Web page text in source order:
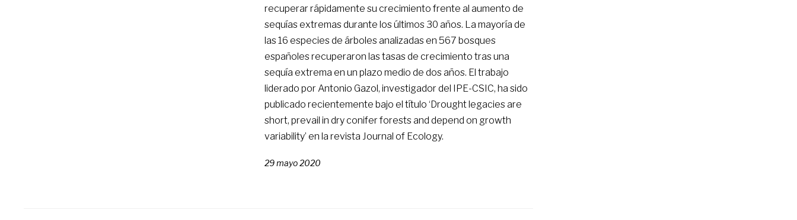
recuperar rápidamente su crecimiento frente al aumento de
sequías extremas durante los últimos 30 años. La mayoría de
las 16 especies de árboles analizadas en 567 bosques
españoles recuperaron las tasas de crecimiento tras una
sequía extrema en un plazo medio de dos años. El trabajo
liderado por Antonio Gazol, investigador del IPE-CSIC, ha sido
publicado recientemente bajo el título ‘Drought legacies are
short, prevail in dry conifer forests and depend on growth
variability’ en la revista Journal of Ecology.
29 mayo 2020